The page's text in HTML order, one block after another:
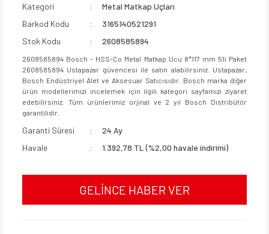
Kategori
Metal Matkap Uçları
Barkod Kodu
3165140521291
Stok Kodu
2608585894
2608585894 Bosch - HSS-Co Metal Matkap Ucu 8*117 mm 5'li Paket
2608585894 Ustapazar güvencesi ile satın alabilirsiniz. Ustapazar,
Bosch Endüstriyel Alet ve Aksesuar Satıcısıdır. Bosch marka diğer
ürün modellerimizi incelemek için ilgili kategori sayfamızı ziyaret
edebilirsiniz. Tüm ürünlerimiz orjinal ve 2 yıl Bosch Distribütör
garantilidir.
Garanti Süresi
24 Ay
Havale
1.392,78 TL (%2,00 havale indirimi)
GELİNCE HABER VER